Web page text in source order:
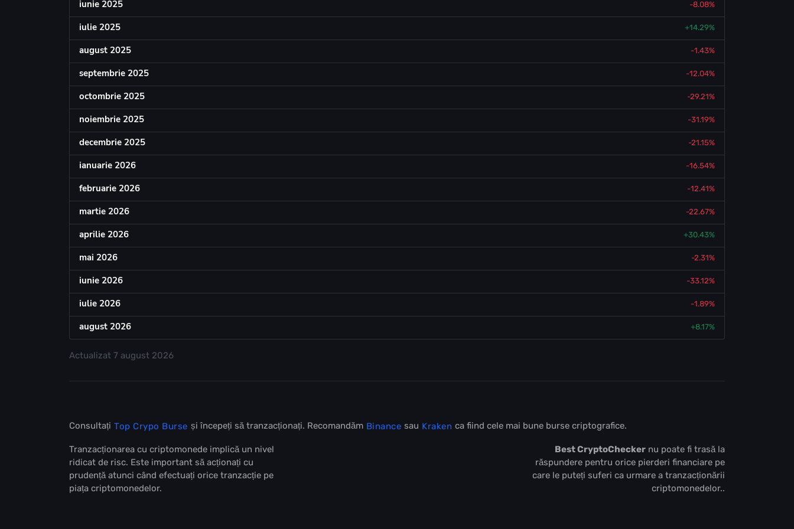
iunie 2025 -8.08%
iulie 2025 +14.29%
august 2025 -1.43%
septembrie 2025 -12.04%
octombrie 2025 -29.21%
noiembrie 2025 -31.19%
decembrie 2025 -21.15%
ianuarie 2026 -16.54%
februarie 2026 -12.41%
martie 2026 -22.67%
aprilie 2026 +30.43%
mai 2026 -2.31%
iunie 2026 -33.12%
iulie 2026 -1.89%
august 2026 +8.17%
Actualizat 7 august 2026
Consultați Top Crypo Burse și începeți să tranzacționați. Recomandăm Binance sau Kraken ca fiind cele mai bune burse criptografice.
Tranzacționarea cu criptomonede implică un nivel
ridicat de risc. Este important să acționați cu
prudență atunci când efectuați orice tranzacție pe
piața criptomonedelor.
Best CryptoChecker nu poate fi trasă la
răspundere pentru orice pierderi financiare pe
care le puteți suferi ca urmare a tranzacționării
criptomonedelor..